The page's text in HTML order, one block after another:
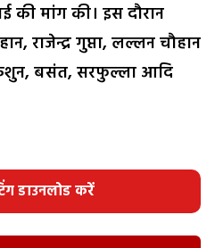
की मांग की। इस दौरान
राजेन्द्र गुप्ता, लल्लन चौहान
बसंत, सरफुल्ला आदि
डाउनलोड करें